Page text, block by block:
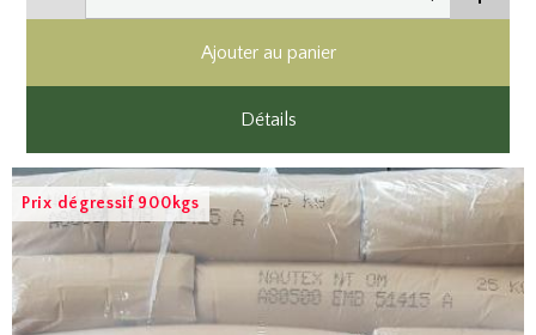
Ajouter au panier
Détails
Prix dégressif 900kgs